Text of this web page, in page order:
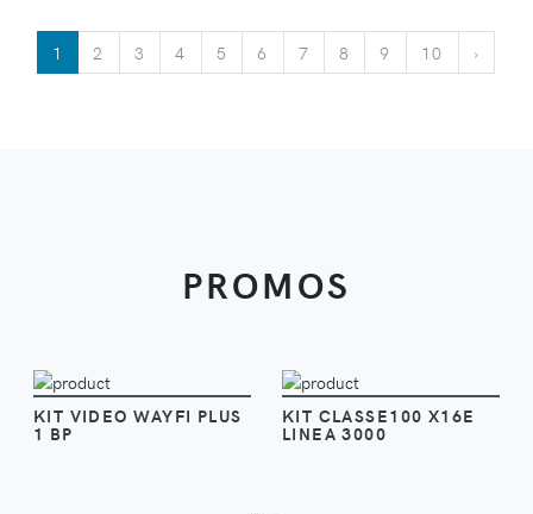
1 2 3 4 5 6 7 8 9 10 ›
PROMOS
KIT VIDEO WAYFI PLUS
1 BP
KIT CLASSE100 X16E
LINEA 3000